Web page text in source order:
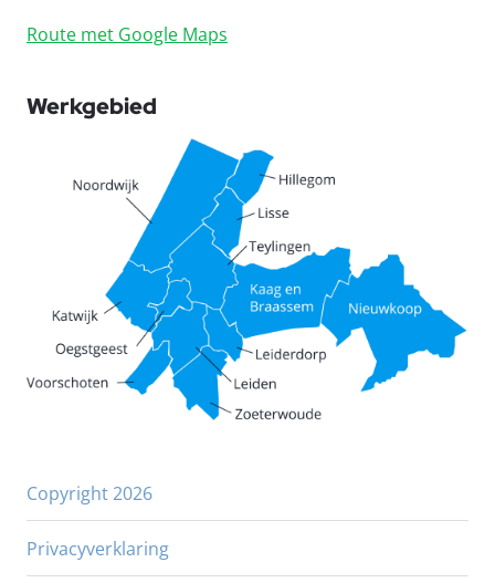
Route met Google Maps
Werkgebied
Copyright 2026
Privacyverklaring